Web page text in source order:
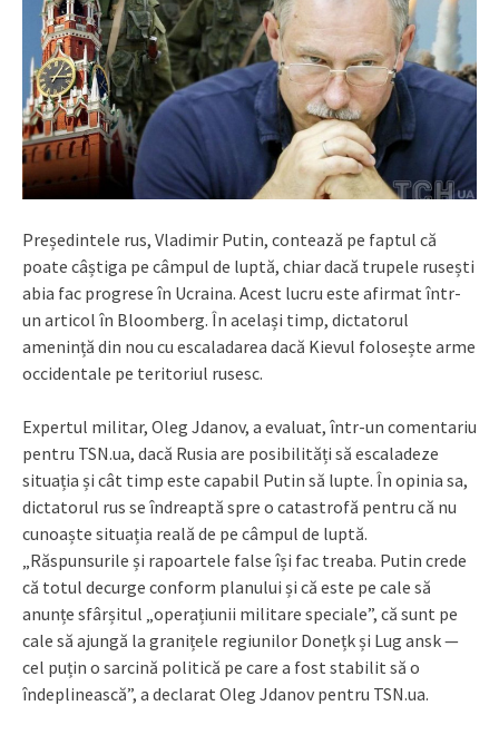
Președintele rus, Vladimir Putin, contează pe faptul că
poate câștiga pe câmpul de luptă, chiar dacă trupele rusești
abia fac progrese în Ucraina. Acest lucru este afirmat într-
un articol în Bloomberg. În același timp, dictatorul
amenință din nou cu escaladarea dacă Kievul folosește arme
occidentale pe teritoriul rusesc.
Expertul militar, Oleg Jdanov, a evaluat, într-un comentariu
pentru TSN.ua, dacă Rusia are posibilități să escaladeze
situația și cât timp este capabil Putin să lupte. În opinia sa,
dictatorul rus se îndreaptă spre o catastrofă pentru că nu
cunoaște situația reală de pe câmpul de luptă.
„Răspunsurile și rapoartele false își fac treaba. Putin crede
că totul decurge conform planului și că este pe cale să
anunțe sfârșitul „operațiunii militare speciale”, că sunt pe
cale să ajungă la granițele regiunilor Donețk și Lug ansk —
cel puțin o sarcină politică pe care a fost stabilit să o
îndeplinească”, a declarat Oleg Jdanov pentru TSN.ua.